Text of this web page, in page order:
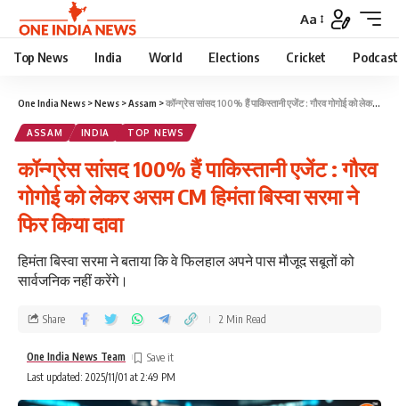
Aa
Top News India World Elections Cricket Podcast
One India News >News >Assam >कॉन्ग्रेस सांसद 100% हैं पाकिस्तानी एजेंट : गौरव गोगोई को लेकर असम CM हिमंता बिस्वा सरमा ने फिर किया दावा
ASSAM INDIA TOP NEWS
कॉन्ग्रेस सांसद 100% हैं पाकिस्तानी एजेंट : गौरव
गोगोई को लेकर असम CM हिमंता बिस्वा सरमा ने
फिर किया दावा
हिमंता बिस्वा सरमा ने बताया कि वे फिलहाल अपने पास मौजूद सबूतों को
सार्वजनिक नहीं करेंगे।
Last updated: 2025/11/01 at 2:49 PM
One India News Team
Share 2 Min Read